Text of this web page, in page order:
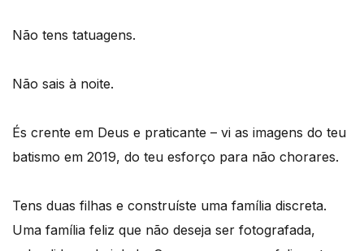
Não tens tatuagens.
Não sais à noite.
És crente em Deus e praticante – vi as imagens do teu
batismo em 2019, do teu esforço para não chorares.
Tens duas filhas e construíste uma família discreta.
Uma família feliz que não deseja ser fotografada,